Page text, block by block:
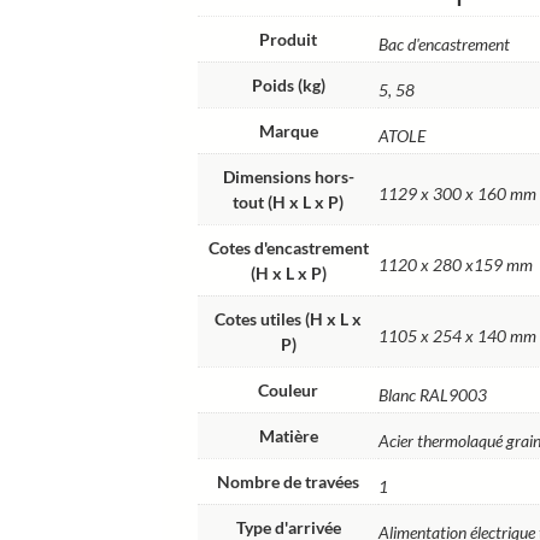
Produit
Bac d'encastrement
Poids (kg)
5, 58
Marque
ATOLE
Dimensions hors-
tout (H x L x P)
1129 x 300 x 160 mm
Cotes d'encastrement
(H x L x P)
1120 x 280 x159 mm
Cotes utiles (H x L x
P)
1105 x 254 x 140 mm
Couleur
Blanc RAL9003
Matière
Acier thermolaqué
Nombre de travées
1
Type d'arrivée
Alimentation